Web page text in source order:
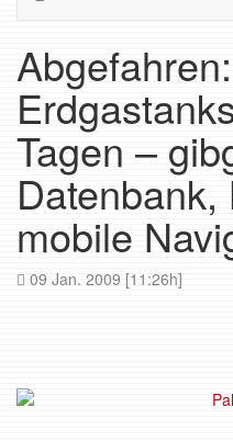
Tagen –
mobile
09 Jan. 2009 [11:26h]